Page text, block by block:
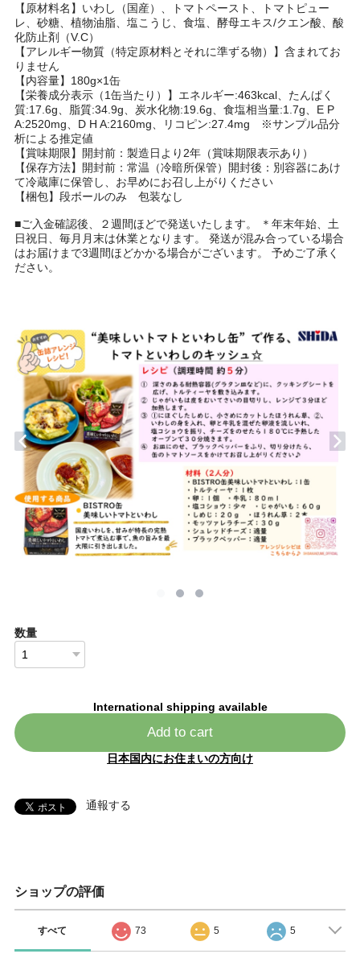
【原材料名】いわし（国産）、トマトペースト、トマトピュー
レ、砂糖、植物油脂、塩こうじ、食塩、酵母エキス/クエン酸、酸
化防止剤（V.C）
【アレルギー物質（特定原材料とそれに準ずる物）】含まれてお
りません
【内容量】180g×1缶
【栄養成分表示（1缶当たり）】エネルギー:463kcal、たんぱく
質:17.6g、脂質:34.9g、炭水化物:19.6g、食塩相当量:1.7g、E P
A:2520mg、D H A:2160mg、リコピン:27.4mg ※サンプル品分
析による推定値
【賞味期限】開封前：製造日より2年（賞味期限表示あり）
【保存方法】開封前：常温（冷暗所保管）開封後：別容器にあけ
て冷蔵庫に保管し、お早めにお召し上がりください
【梱包】段ボールのみ 包装なし
■ご入金確認後、２週間ほどで発送いたします。 ＊年末年始、土
日祝日、毎月月末は休業となります。 発送が混み合っている場合
はお届けまで3週間ほどかかる場合がございます。 予めご了承く
ださい。
数量
International shipping available
Add to cart
日本国内にお住まいの方向け
通報する
ショップの評価
すべて 73 5 5